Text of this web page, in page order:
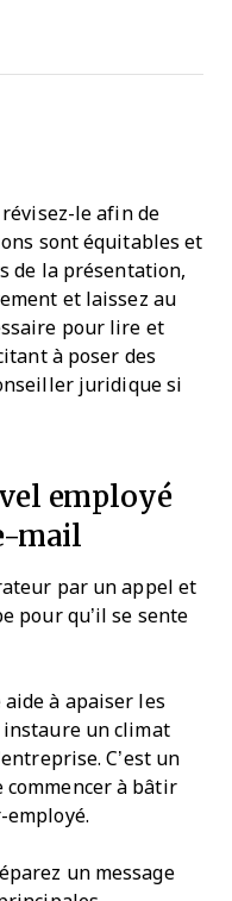
le afin de
sont équitables et
de la présentation,
et laissez au
pour lire et
à poser des
juridique si
employé
mail
par un appel et
pour qu’il se sente
à apaiser les
un climat
C’est un
commencer à bâtir
un message